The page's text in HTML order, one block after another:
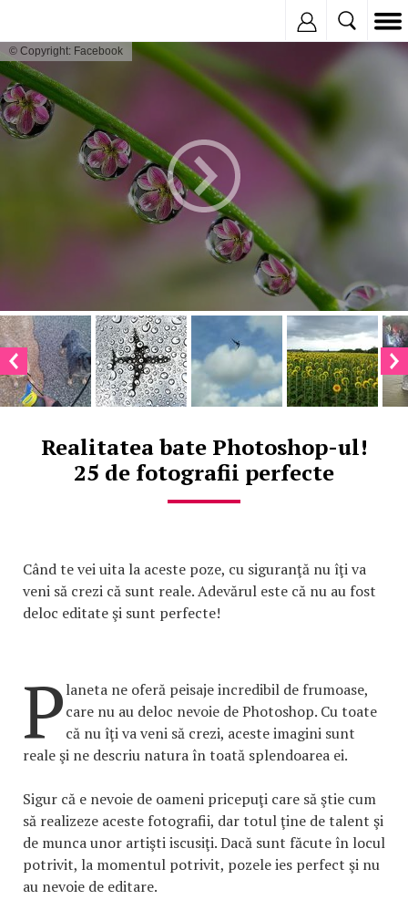
© Copyright: Facebook
Realitatea bate Photoshop-ul!
25 de fotografii perfecte
Când te vei uita la aceste poze, cu siguranţă nu îţi va
veni să crezi că sunt reale. Adevărul este că nu au fost
deloc editate şi sunt perfecte!
Planeta ne oferă peisaje incredibil de frumoase,
care nu au deloc nevoie de Photoshop. Cu toate
că nu îţi va veni să crezi, aceste imagini sunt
reale şi ne descriu natura în toată splendoarea ei.
Sigur că e nevoie de oameni pricepuţi care să ştie cum
să realizeze aceste fotografii, dar totul ţine de talent şi
de munca unor artişti iscusiţi. Dacă sunt făcute în locul
potrivit, la momentul potrivit, pozele ies perfect şi nu
au nevoie de editare.